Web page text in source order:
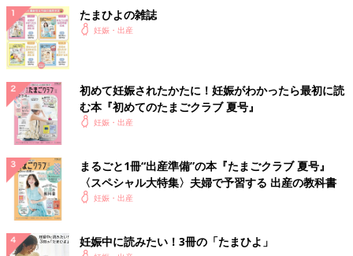
しばらくすると、身体が動いて、声も出るような痛みが少し和ら
いできました。そんな時、内診してみるとなんとほぼ全開大！手
術が終わるのを待って帝王切開ではなく、下から産む！という流
れにまた変わりました。目まぐるしく状況が変化する中で自分の
心もついて行ってないような感じでした。笑
そして夫も、帝王切開で待機するつもりが、まさかの急遽立ち会
いへ。分娩室にベットのまま移動し、もうすぐそこに赤ちゃんい
る！と内診してもらうと破水。「おなか痛くなったらいきんでみ
て」と言われ、やってみるとググッと赤ちゃんが出てくる感覚
が!!
もうとりあえず痛いし早く出したい。それしか考えてませんでし
た。笑
たまひよの雑誌
妊娠・出産
初めて妊娠されたかたに！妊娠がわかったら最初に読
む本『初めてのたまごクラブ 夏号』
妊娠・出産
まるごと1冊“出産準備”の本『たまごクラブ 夏号』
〈スペシャル大特集〉夫婦で予習する 出産の教科書
妊娠・出産
妊娠中に読みたい！3冊の「たまひよ」